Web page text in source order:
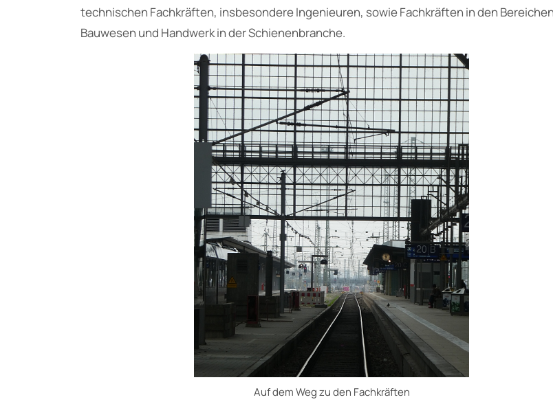
technischen Fachkräften, insbesondere Ingenieuren, sowie Fachkräften in den Bereichen
Bauwesen und Handwerk in der Schienenbranche.
Auf dem Weg zu den Fachkräften